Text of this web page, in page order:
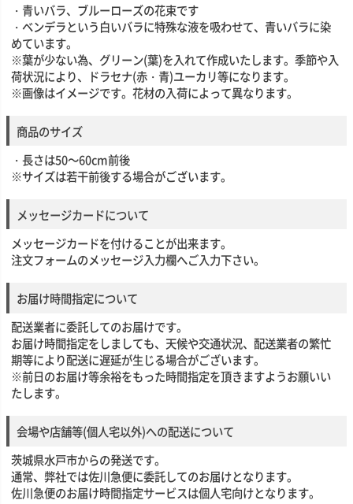
・青いバラ、ブルーローズの花束です
・ベンデラという白いバラに特殊な液を吸わせて、青いバラに染
めています。
※葉が少ない為、グリーン(葉)を入れて作成いたします。季節や入
荷状況により、ドラセナ(赤・青)ユーカリ等になります。
※画像はイメージです。花材の入荷によって異なります。
商品のサイズ
・長さは50～60cm前後
※サイズは若干前後する場合がございます。
メッセージカードについて
メッセージカードを付けることが出来ます。
注文フォームのメッセージ入力欄へご入力下さい。
お届け時間指定について
配送業者に委託してのお届けです。
お届け時間指定をしましても、天候や交通状況、配送業者の繁忙
期等により配送に遅延が生じる場合がございます。
※前日のお届け等余裕をもった時間指定を頂きますようお願いい
たします。
会場や店舗等(個人宅以外)への配送について
茨城県水戸市からの発送です。
通常、弊社では佐川急便に委託してのお届けとなります。
佐川急便のお届け時間指定サービスは個人宅向けとなります。